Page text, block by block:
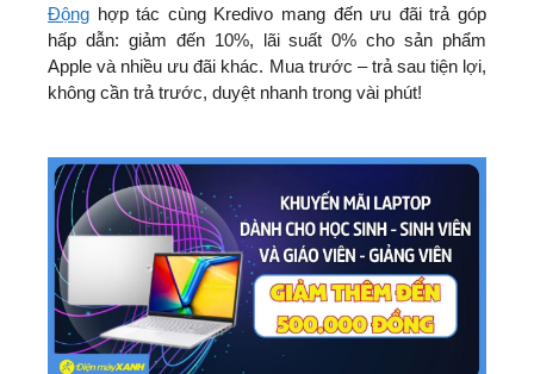
Động hợp tác cùng Kredivo mang đến ưu đãi trả góp
hấp dẫn: giảm đến 10%, lãi suất 0% cho sản phẩm
Apple và nhiều ưu đãi khác. Mua trước – trả sau tiện lợi,
không cần trả trước, duyệt nhanh trong vài phút!